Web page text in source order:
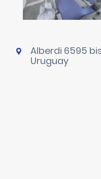
Alberdi 6595
Uruguay